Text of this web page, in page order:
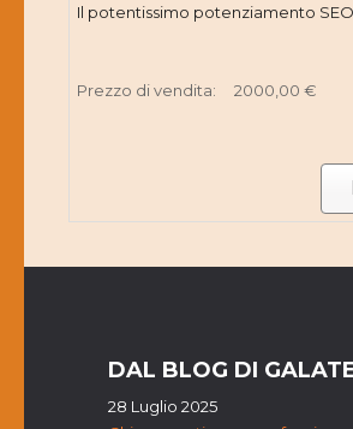
Il potentissimo potenziamento
Prezzo di vendita: 2000,00 €
DAL BLOG DI
28 Luglio 2025